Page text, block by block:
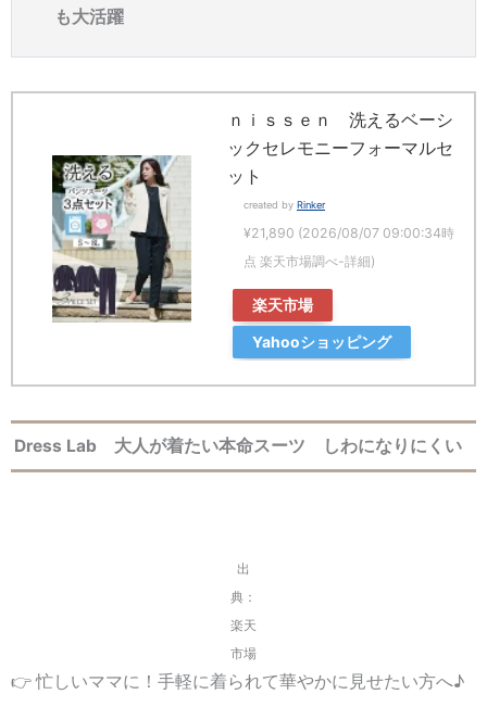
も大活躍
ｎｉｓｓｅｎ 洗えるベーシ
ックセレモニーフォーマルセ
ット
created by Rinker
¥21,890 (2026/08/07 09:00:34時
点 楽天市場調べ-詳細)
楽天市場
Yahooショッピング
Dress Lab 大人が着たい本命スーツ しわになりにくい
出
典：
楽天
市場
👉 忙しいママに！手軽に着られて華やかに見せたい方へ♪